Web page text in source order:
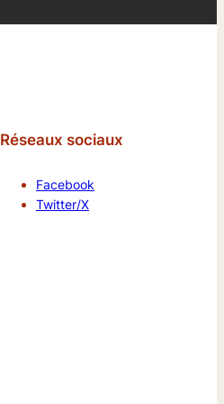
Réseaux sociaux
Facebook
Twitter/X